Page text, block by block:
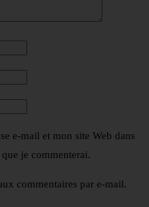
e-mail et mon site Web dans
je commenterai.
commentaires par e-mail.